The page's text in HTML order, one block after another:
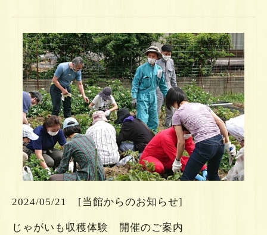
2024/05/21 [当館からのお知らせ]
じゃがいも収穫体験 開催のご案内
は
こ
ち
ら